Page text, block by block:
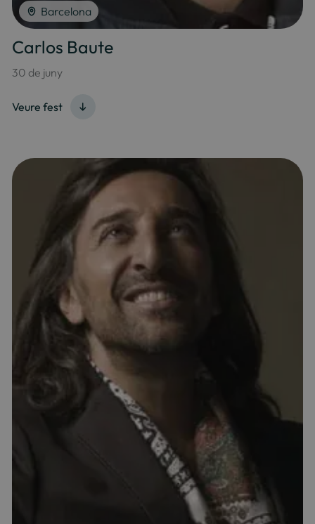
Barcelona
Carlos Baute
30 de juny
Veure fest